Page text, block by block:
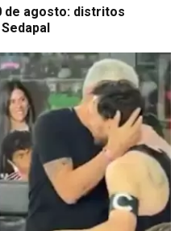
de agosto: distritos